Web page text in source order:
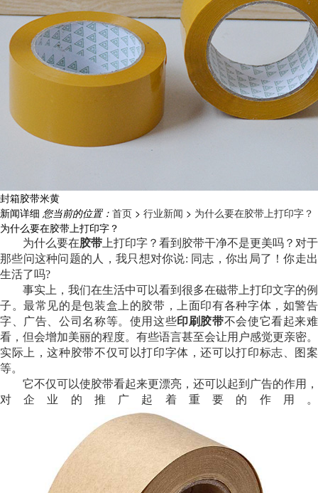
封箱胶带米黄
新闻详细 您当前的位置： 首页 > 行业新闻 > 为什么要在胶带上打印字？
为什么要在胶带上打印字？
为什么要在胶带 上打印字 ？看到 胶带干净不是更美吗？对于
那些问这种问题的人，我只想对你说: 同志，你出局了！你走出
生活了吗?
事实上，我们在生活中可以看到很多在磁带上打印文字的例
子。最常见的是包装盒上的胶带，上面印有各种字体，如警告
字、广告、公司名称等。使用这些印刷胶带不会使它看起来难
看，但会增加美丽的程度。有些语言甚至会让用户感觉更亲密。
实际上，这种胶带不仅可以打印字体，还可以打印标志、图案
等。
它不仅可以使胶带看起来更漂亮，还可以起到广告的作用，
对企业的推广起着重要的作用。